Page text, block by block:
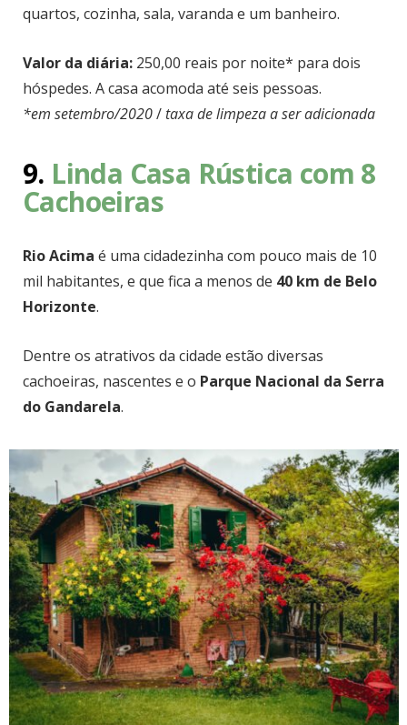
quartos, cozinha, sala, varanda e um banheiro.
Valor da diária: 250,00 reais por noite* para dois
hóspedes. A casa acomoda até seis pessoas.
*em setembro/2020/ taxa de limpeza a ser adicionada
9. Linda Casa Rústica com 8
Cachoeiras
Rio Acima é uma cidadezinha com pouco mais de 10
mil habitantes, e que fica a menos de 40 km de Belo
Horizonte.
Dentre os atrativos da cidade estão diversas
cachoeiras, nascentes e o Parque Nacional da Serra
do Gandarela.